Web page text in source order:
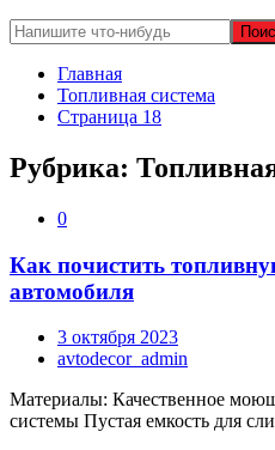
Главная
Топливная система
Страница 18
Рубрика:
0
Как почистить
автомобиля
3 октября 2023
avtodecor_admin
Материалы: Качественное
системы Пустая емкость для